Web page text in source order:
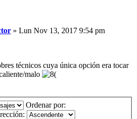
» Lun Nov 13, 2017 9:54 pm
técnicos cuya única opción era tocar
malo
Ordenar por: